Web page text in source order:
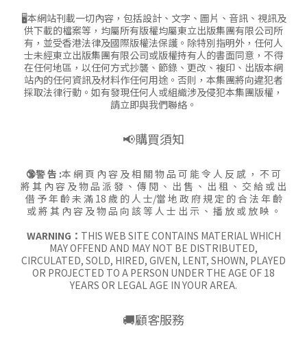
🖥本網站刊載一切內容，包括設計、文字、圖片、音訊、視訊及
供下載的檔案等，均屬所有版權均屬東立出版集團有限公司所
有，並受香港法律及國際版權法保護。除特別指明外，任何人
士未經東立出版集團有限公司或版權持有人的書面同意，不得
在任何地區，以任何方式抄襲、節錄、更改、複印、出版本網
站內的任何資訊及材料作任何用途。否則，本集團將向違犯者
採取法律行動。如有發現任何人或組織涉及侵犯本集團版權，
請立即與我們聯絡。
📢購買須知
🔞警 告 :本 網 頁 內 容 及 相 關 物 品 可 能 令 人 反 感 ， 不 可
將 其 內 容 及 物 品 派 發 、 傳 閱 、 出 售 、 出 租 、 交 給 或 出
借 予 年 齡 未 滿 18 歲 的 人 士/當 地 政 府 規 定 的 合 法 年 齡
或 將 其 內 容 及 物 品 向 該 等 人 士 出 示 、 播 放 或 放 映 。
WARNING： THIS WEB SITE CONTAINS MATERIAL WHICH
MAY OFFEND AND MAY NOT BE DISTRIBUTED,
CIRCULATED, SOLD, HIRED, GIVEN, LENT, SHOWN, PLAYED
OR PROJECTED TO A PERSON UNDER THE AGE OF 18
YEARS OR LEGAL AGE IN YOUR AREA.
🚚顧客服務